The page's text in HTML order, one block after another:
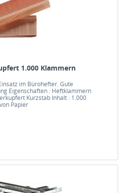
1.000 Klammern
im Bürohefter. Gute
Eigenschaften : Heftklammern
Kurzstab Inhalt : 1.000
Papier